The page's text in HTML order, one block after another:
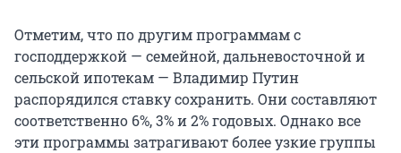
Отметим, что по другим программам с
господдержкой — семейной, дальневосточной и
сельской ипотекам — Владимир Путин
распорядился ставку сохранить. Они составляют
соответственно 6%, 3% и 2% годовых. Однако все
эти программы затрагивают более узкие группы